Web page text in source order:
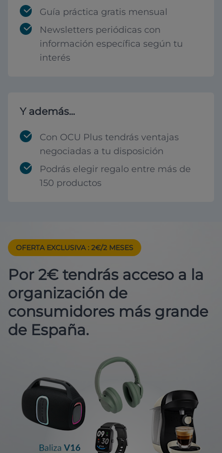
Guía práctica gratis mensual
Newsletters periódicas con
información específica según tu
interés
Y además...
Con OCU Plus tendrás ventajas
negociadas a tu disposición
Podrás elegir regalo entre más de
150 productos
OFERTA EXCLUSIVA : 2€/2 MESES
Por 2€ tendrás acceso a la
organización de
consumidores más grande
de España.